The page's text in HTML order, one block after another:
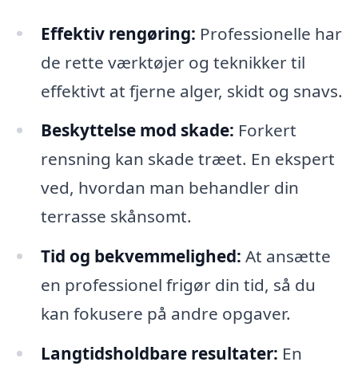
Effektiv rengøring: Professionelle har
de rette værktøjer og teknikker til
effektivt at fjerne alger, skidt og snavs.
Beskyttelse mod skade: Forkert
rensning kan skade træet. En ekspert
ved, hvordan man behandler din
terrasse skånsomt.
Tid og bekvemmelighed: At ansætte
en professionel frigør din tid, så du
kan fokusere på andre opgaver.
Langtidsholdbare resultater: En